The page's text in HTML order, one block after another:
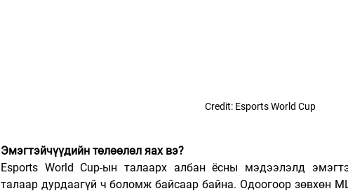
Credit: Esports World Cup
Эмэгтэйчүүдийн төлөөлөл яах вэ?
Esports World Cup-ын талаарх албан ёсны мэдээлэлд
талаар дурдаагүй ч боломж байсаар байна. Одоогоор зөвхөн